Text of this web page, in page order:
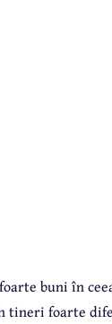
buni în
tineri foarte